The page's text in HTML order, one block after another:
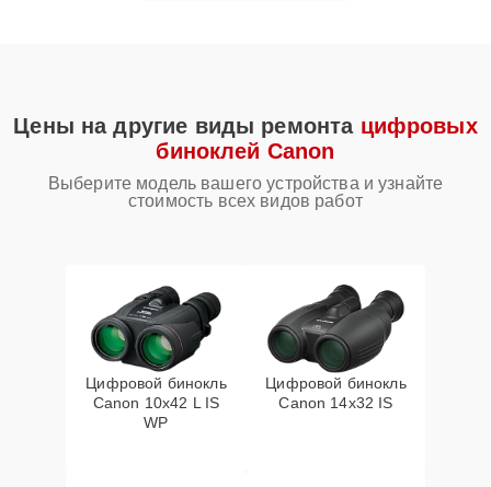
Цены на другие виды ремонта цифровых
биноклей Canon
Выберите модель вашего устройства и узнайте
стоимость всех видов работ
Цифровой бинокль
Canon 10x42 L IS
WP
Цифровой бинокль
Canon 14x32 IS